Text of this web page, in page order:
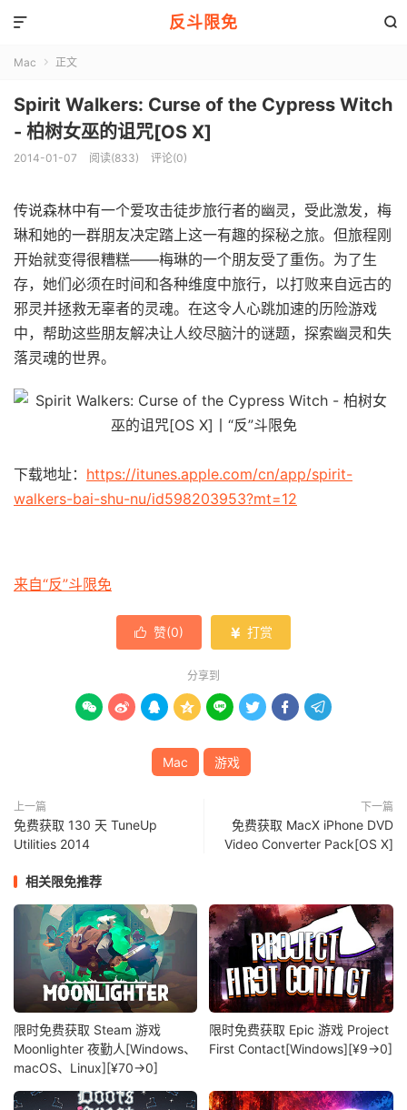
反斗限免 

Mac  正文
Spirit Walkers: Curse of the Cypress Witch
- 柏树女巫的诅咒[OS X]
2014-01-07 阅读(833) 评论(0)
传说森林中有一个爱攻击徒步旅行者的幽灵，受此激发，梅
琳和她的一群朋友决定踏上这一有趣的探秘之旅。但旅程刚
开始就变得很糟糕——梅琳的一个朋友受了重伤。为了生
存，她们必须在时间和各种维度中旅行，以打败来自远古的
邪灵并拯救无辜者的灵魂。在这令人心跳加速的历险游戏
中，帮助这些朋友解决让人绞尽脑汁的谜题，探索幽灵和失
落灵魂的世界。
下载地址： https://itunes.apple.com/cn/app/spirit-
walkers-bai-shu-nu/id598203953?mt=12
来自“反”斗限免
 赞(0)  打赏
分享到
       
Mac 游戏
上一篇
免费获取 130 天 TuneUp
Utilities 2014
下一篇
免费获取 MacX iPhone DVD
Video Converter Pack[OS X]
相关限免推荐
限时免费获取 Steam 游戏
Moonlighter 夜勤人[Windows、
macOS、Linux][¥70→0]
限时免费获取 Epic 游戏 Project
First Contact[Windows][¥9→0]